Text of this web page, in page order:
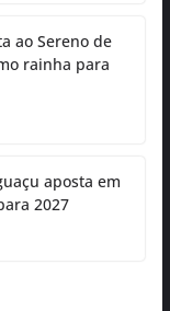
ao Sereno de
rainha para
aposta em
2027